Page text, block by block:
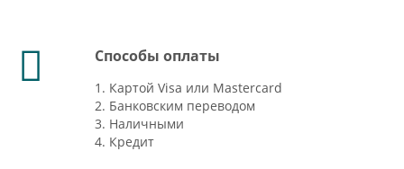
Способы оплаты
1. Картой Visa или Mastercard
2. Банковским переводом
3. Наличными
4. Кредит